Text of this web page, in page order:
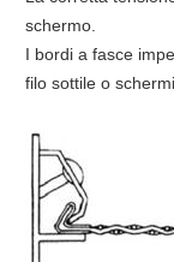
schermo.
I bordi a fasce
filo sottile o